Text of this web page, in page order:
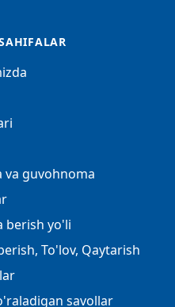
va guvohnoma
berish yo'li
To'lov, Qaytarish
savollar